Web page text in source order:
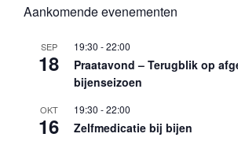
Aankomende evenementen
SEP
18
19:30 -22:00
Praatavond – Terugblik op
bijenseizoen
OKT
16
19:30 -22:00
Zelfmedicatie bij bijen